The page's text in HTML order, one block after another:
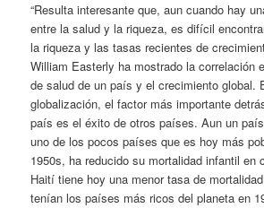
“Resulta interesante que, aun cuando hay
entre la salud y la riqueza, es difícil
la riqueza y las tasas recientes de
William Easterly ha mostrado la correlación
de salud de un país y el crecimiento global.
globalización, el factor más importante
país es el éxito de otros países. Aun un
uno de los pocos países que es hoy más
1950s, ha reducido su mortalidad infantil en
Haití tiene hoy una menor tasa de
tenían los países más ricos del planeta en